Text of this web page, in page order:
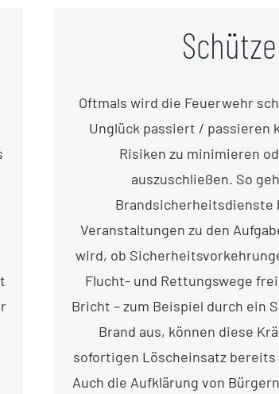
Oftmals wird die Feuerwehr
Unglück passiert / passieren
Risiken zu minimieren
auszuschließen. So
Brandsicherheitsdienste
Veranstaltungen zu den
wird, ob
Flucht- und Rettungswege
Bricht – zum Beispiel durch ein
Brand aus, können diese
sofortigen Löscheinsatz
Auch die Aufklärung von